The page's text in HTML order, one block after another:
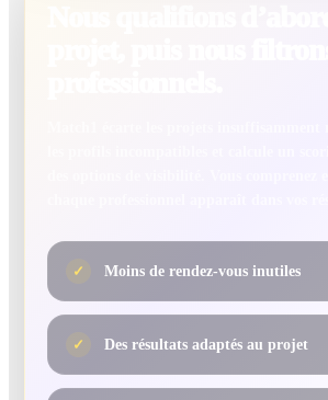
✓ Moins de rendez-vous inutiles
✓ Des résultats adaptés au projet